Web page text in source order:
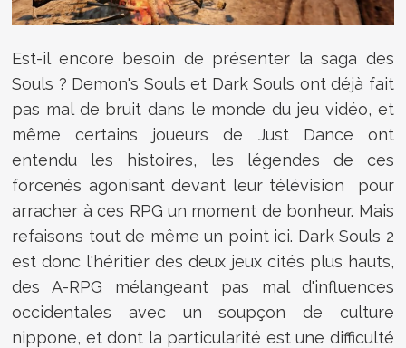
Est-il encore besoin de présenter la saga des
Souls ? Demon's Souls et Dark Souls ont déjà fait
pas mal de bruit dans le monde du jeu vidéo, et
même certains joueurs de Just Dance ont
entendu les histoires, les légendes de ces
forcenés agonisant devant leur télévision pour
arracher à ces RPG un moment de bonheur. Mais
refaisons tout de même un point ici. Dark Souls 2
est donc l'héritier des deux jeux cités plus hauts,
des A-RPG mélangeant pas mal d'influences
occidentales avec un soupçon de culture
nippone, et dont la particularité est une difficulté